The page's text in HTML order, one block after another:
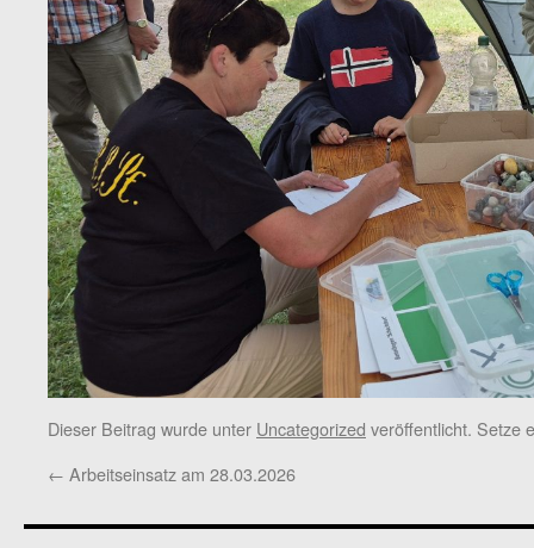
Dieser Beitrag wurde unter Uncategorized veröffentlicht. Setze
← Arbeitseinsatz am 28.03.2026